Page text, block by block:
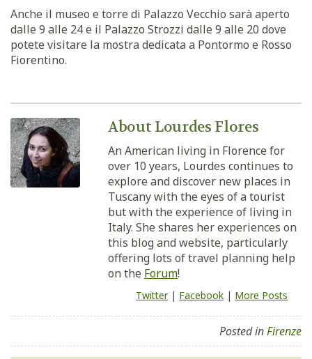
Anche il museo e torre di Palazzo Vecchio sarà aperto
dalle 9 alle 24 e il Palazzo Strozzi dalle 9 alle 20 dove
potete visitare la mostra dedicata a Pontormo e Rosso
Fiorentino.
About Lourdes Flores
An American living in Florence for
over 10 years, Lourdes continues to
explore and discover new places in
Tuscany with the eyes of a tourist
but with the experience of living in
Italy. She shares her experiences on
this blog and website, particularly
offering lots of travel planning help
on the Forum!
Twitter| Facebook | More Posts
Posted inFirenze